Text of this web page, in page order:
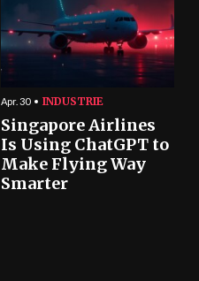
Apr. 30 INDUSTRIE
Singapore Airlines
Is Using ChatGPT to
Make Flying Way
Smarter